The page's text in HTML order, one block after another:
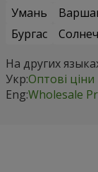
Умань
Бургас
На других
Укр:Оптові ціни
Eng:Wholesale